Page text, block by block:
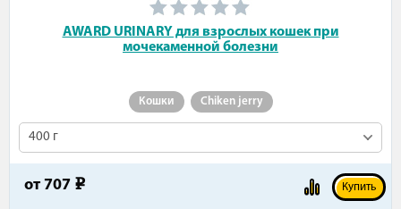
AWARD URINARY для взрослых кошек при
мочекаменной болезни
Кошки Chiken jerry
400 г
от 707 e Купить